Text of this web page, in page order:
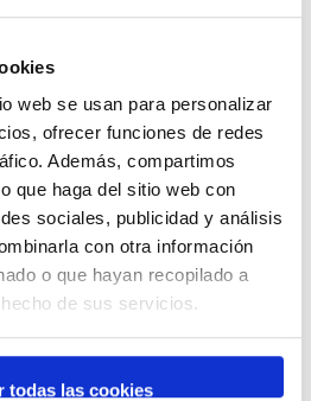
web se usan para personalizar
ofrecer funciones de redes
Además, compartimos
que haga del sitio web con
sociales, publicidad y análisis
con otra información
o que hayan recopilado a
de sus servicios.
todas las cookies
0| Eclipsi solar
Port i Ciutat